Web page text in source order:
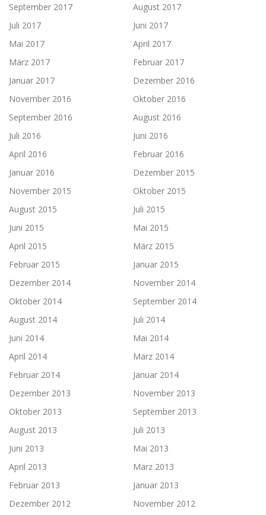
September 2017
August 2017
Juli 2017
Juni 2017
Mai 2017
April 2017
März 2017
Februar 2017
Januar 2017
Dezember 2016
November 2016
Oktober 2016
September 2016
August 2016
Juli 2016
Juni 2016
April 2016
Februar 2016
Januar 2016
Dezember 2015
November 2015
Oktober 2015
August 2015
Juli 2015
Juni 2015
Mai 2015
April 2015
März 2015
Februar 2015
Januar 2015
Dezember 2014
November 2014
Oktober 2014
September 2014
August 2014
Juli 2014
Juni 2014
Mai 2014
April 2014
März 2014
Februar 2014
Januar 2014
Dezember 2013
November 2013
Oktober 2013
September 2013
August 2013
Juli 2013
Juni 2013
Mai 2013
April 2013
März 2013
Februar 2013
Januar 2013
Dezember 2012
November 2012